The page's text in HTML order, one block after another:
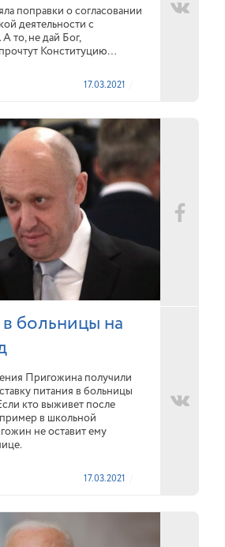
поправки о согласовании
деятельности с
А то, не дай Бог,
Конституцию…
17.03.2021
больницы на
Пригожина получили
питания в больницы
кто выживет после
в школьной
не оставит ему
17.03.2021